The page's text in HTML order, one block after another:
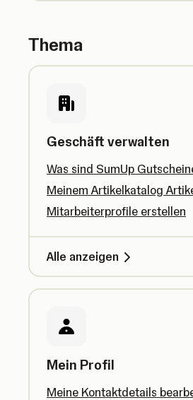
Thema
Geschäft verwalten
Was sind SumUp
Meinem Artikelkatalog
Mitarbeiterprofile erstellen
Alle anzeigen
Mein Profil
Meine Kontaktdetails